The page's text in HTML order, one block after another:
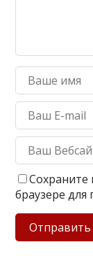
Сохраните
браузере